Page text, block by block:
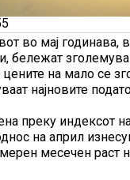
во мај годинава,
бележат
на мало се
најновите
преку индексот
на април
месечен раст